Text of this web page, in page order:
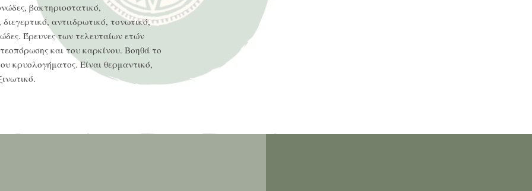
βακτηριοστατικό,
αντιιδρωτικό, τονωτικό,
Έρευνες των τελευταίων ετών
και του καρκίνου. Βοηθά το
κρυολογήματος. Είναι θερμαντικό,